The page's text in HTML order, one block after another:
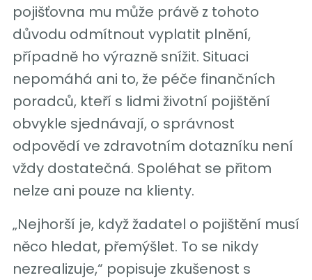
pojišťovna mu může právě z tohoto
důvodu odmítnout vyplatit plnění,
případně ho výrazně snížit. Situaci
nepomáhá ani to, že péče finančních
poradců, kteří s lidmi životní pojištění
obvykle sjednávají, o správnost
odpovědí ve zdravotním dotazníku není
vždy dostatečná. Spoléhat se přitom
nelze ani pouze na klienty.
„Nejhorší je, když žadatel o pojištění musí
něco hledat, přemýšlet. To se nikdy
nezrealizuje,“ popisuje zkušenost s